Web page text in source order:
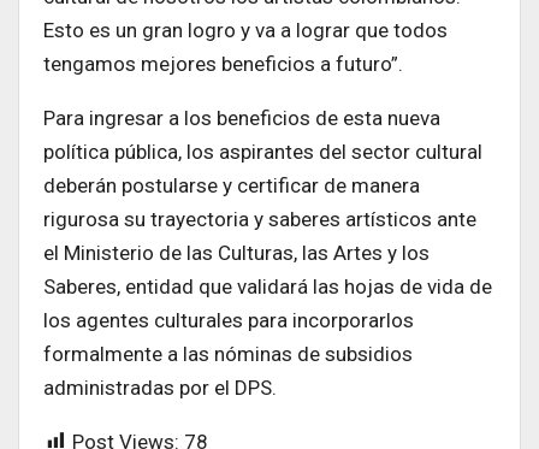
Esto es un gran logro y va a lograr que todos
tengamos mejores beneficios a futuro”.
Para ingresar a los beneficios de esta nueva
política pública, los aspirantes del sector cultural
deberán postularse y certificar de manera
rigurosa su trayectoria y saberes artísticos ante
el Ministerio de las Culturas, las Artes y los
Saberes, entidad que validará las hojas de vida de
los agentes culturales para incorporarlos
formalmente a las nóminas de subsidios
administradas por el DPS.
Post Views: 78